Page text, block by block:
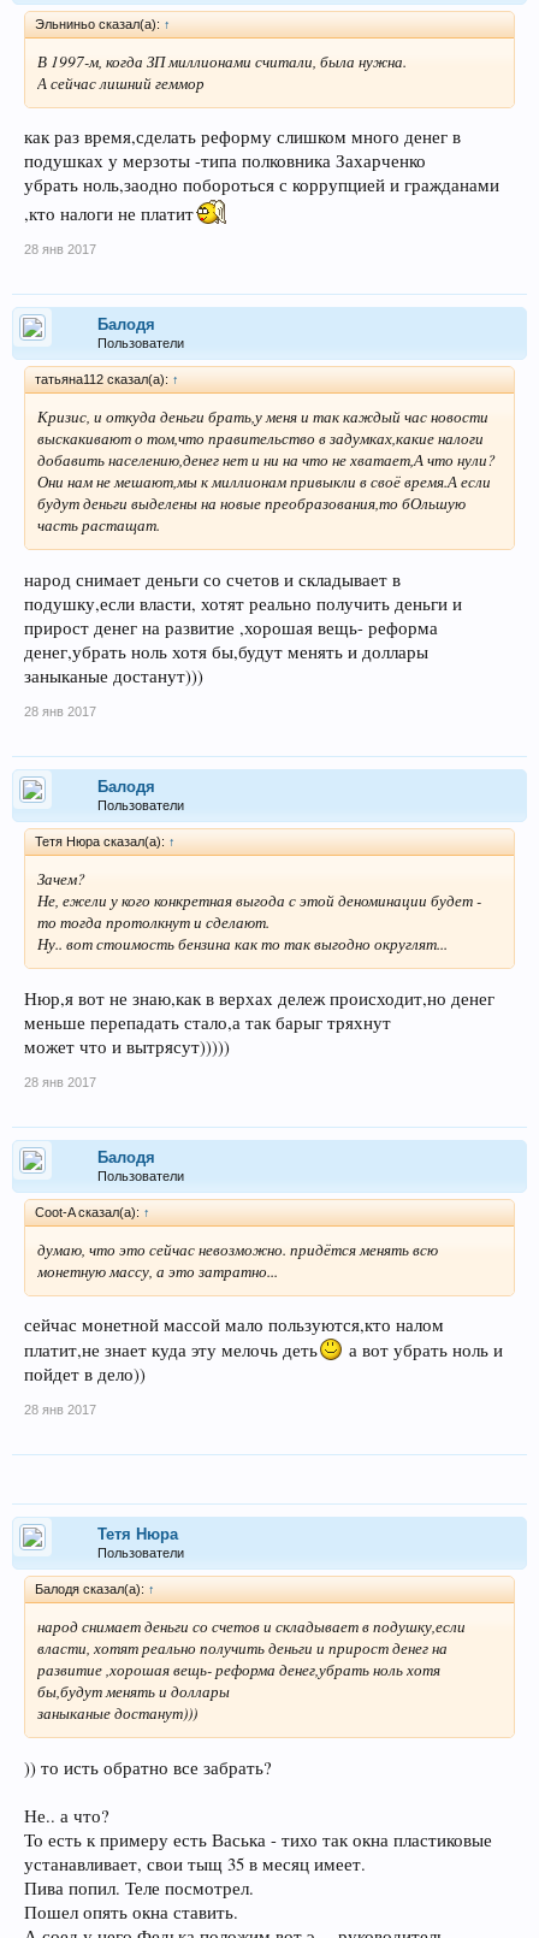
Эльниньо сказал(а): ↑
В 1997-м, когда ЗП миллионами считали, была нужна.
А сейчас лишний геммор
как раз время,сделать реформу слишком много денег в
подушках у мерзоты -типа полковника Захарченко
убрать ноль,заодно побороться с коррупцией и гражданами
,кто налоги не платит
28 янв 2017
Балодя
Пользователи
татьяна112 сказал(а): ↑
Кризис, и откуда деньги брать,у меня и так каждый час новости
выскакивают о том,что правительство в задумках,какие налоги
добавить населению,денег нет и ни на что не хватает,А что нули?
Они нам не мешают,мы к миллионам привыкли в своё время.А если
будут деньги выделены на новые преобразования,то бОльшую
часть растащат.
народ снимает деньги со счетов и складывает в
подушку,если власти, хотят реально получить деньги и
прирост денег на развитие ,хорошая вещь- реформа
денег,убрать ноль хотя бы,будут менять и доллары
заныканые достанут)))
28 янв 2017
Балодя
Пользователи
Тетя Нюра сказал(а): ↑
Зачем?
Не, ежели у кого конкретная выгода с этой деноминации будет -
то тогда протолкнут и сделают.
Ну.. вот стоимость бензина как то так выгодно округлят...
Нюр,я вот не знаю,как в верхах дележ происходит,но денег
меньше перепадать стало,а так барыг тряхнут
может что и вытрясут)))))
28 янв 2017
Балодя
Пользователи
Coot-A сказал(а): ↑
думаю, что это сейчас невозможно. придётся менять всю
монетную массу, а это затратно...
сейчас монетной массой мало пользуются,кто налом
платит,не знает куда эту мелочь деть
а вот убрать ноль и
пойдет в дело))
28 янв 2017
Тетя Нюра
Пользователи
Балодя сказал(а): ↑
народ снимает деньги со счетов и складывает в подушку,если
власти, хотят реально получить деньги и прирост денег на
развитие ,хорошая вещь- реформа денег,убрать ноль хотя
бы,будут менять и доллары
заныканые достанут)))
)) то исть обратно все забрать?
Не.. а что?
То есть к примеру есть Васька - тихо так окна пластиковые
устанавливает, свои тыщ 35 в месяц имеет.
Пива попил. Теле посмотрел.
Пошел опять окна ставить.